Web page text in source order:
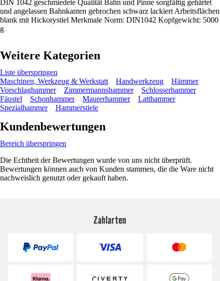
DIN 1042 geschmiedete Qualität Bahn und Pinne sorgfältig gehärtet
und angelassen Bahnkanten gebrochen schwarz lackiert Arbeitsflächen
blank mit Hickorystiel Merkmale Norm: DIN1042 Kopfgewicht: 5000
g
Weitere Kategorien
Liste überspringen
Maschinen, Werkzeug & Werkstatt
Handwerkzeug
Hämmer
Vorschlaghammer
Zimmermannshammer
Schlosserhammer
Fäustel
Schonhammer Maurerhammer
Latthammer
Spezialhammer
Hammerstiele
Kundenbewertungen
Bereich überspringen
Die Echtheit der Bewertungen wurde von uns nicht überprüft.
Bewertungen können auch von Kunden stammen, die die Ware nicht
nachweislich genutzt oder gekauft haben.
Zahlarten